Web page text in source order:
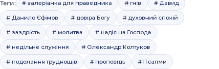
Теги: # валеріанка для праведника # гнів # Давид
# Данило Єфімов # довіра Богу # духовний спокій
# заздрість # молитва # надія на Господа
# недільне служіння # Олександр Колтуков
# подолання труднощів # проповідь # Псалми